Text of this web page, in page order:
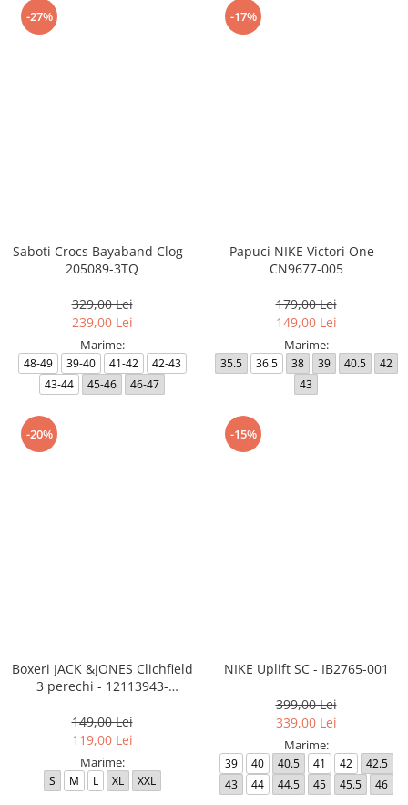
-27%
Saboti Crocs Bayaband Clog -
205089-3TQ
329,00 Lei
239,00 Lei
Marime:
48-49 39-40 41-42
42-43
43-44
45-46 46-47
-17%
Papuci NIKE Victori One -
CN9677-005
179,00 Lei
149,00 Lei
Marime:
35.5 36.5 38 39 40.5
42
43
-20%
Boxeri JACK &JONES Clichfield
3 perechi - 12113943-
149,00 Lei
119,00 Lei
Marime:
S M L XL XXL
-15%
NIKE Uplift SC - IB2765-001
399,00 Lei
339,00 Lei
Marime:
39 40 40.5 41 42
42.5
43
44 44.5 45 45.5 46